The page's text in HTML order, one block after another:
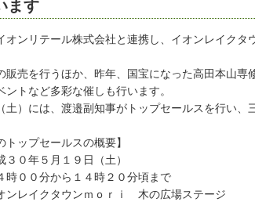
ます
ンリテール株式会社と連携し、イオンレイクタ
売を行うほか、昨年、国宝になった高田本山専
ントなど多彩な催しも行います。
）には、渡邉副知事がトップセールスを行い、
トップセールスの概要】
０年５月１９日（土）
分から１４時２０分頃まで
レイクタウンｍｏｒｉ 木の広場ステージ